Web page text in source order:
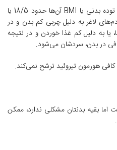
-زیاد لاغر هستید. کسانی که شاخص توده بدنی یا BMI آن‌ها حدود 18/5 یا
لاغر به دلیل چربی کم بدن و در
یا به دلیل کم غذا خوردن و در نتیجه
در بدن،‌ سردشان می‌شود.
کافی هورمون تیروئید ترشح نمی‌کند.
بقیه بدنتان مشکلی ندارد، ممکن